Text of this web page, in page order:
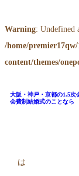
Warning: Undefined
/home/
content/themes/
大阪・神戸・京都の1.5次
会費制結婚式のことなら
は